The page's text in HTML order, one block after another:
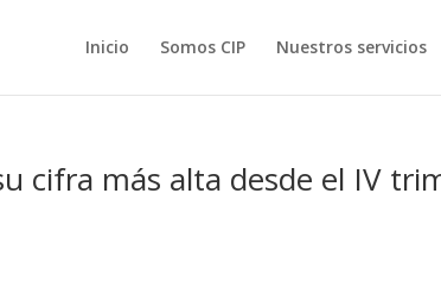
Inicio Somos CIP Nuestros servicios
cifra más alta desde el IV